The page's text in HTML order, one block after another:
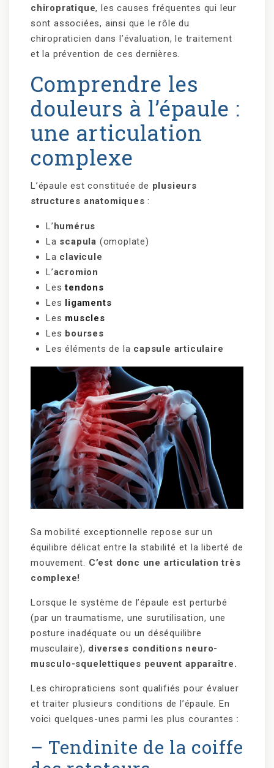
chiropratique, les causes fréquentes qui leur
sont associées, ainsi que le rôle du
chiropraticien dans l’évaluation, le traitement
et la prévention de ces dernières.
Comprendre les
douleurs à l’épaule :
une articulation
complexe
L’épaule est constituée de plusieurs
structures anatomiques :
L’humérus
La scapula (omoplate)
La clavicule
L’acromion
Lestendons
Les ligaments
Les muscles
Les bourses
Les éléments de la capsule articulaire
Sa mobilité exceptionnelle repose sur un
équilibre délicat entre la stabilité et la liberté de
mouvement. C’est donc une articulation très
complexe!
Lorsque le système de l’épaule est perturbé
(par un traumatisme, une surutilisation, une
posture inadéquate ou un déséquilibre
musculaire), diverses conditions neuro-
musculo-squelettiques peuvent apparaître.
Les chiropraticiens sont qualifiés pour évaluer
et traiter plusieurs conditions de l’épaule. En
voici quelques-unes parmi les plus courantes :
– Tendinite de la coiffe